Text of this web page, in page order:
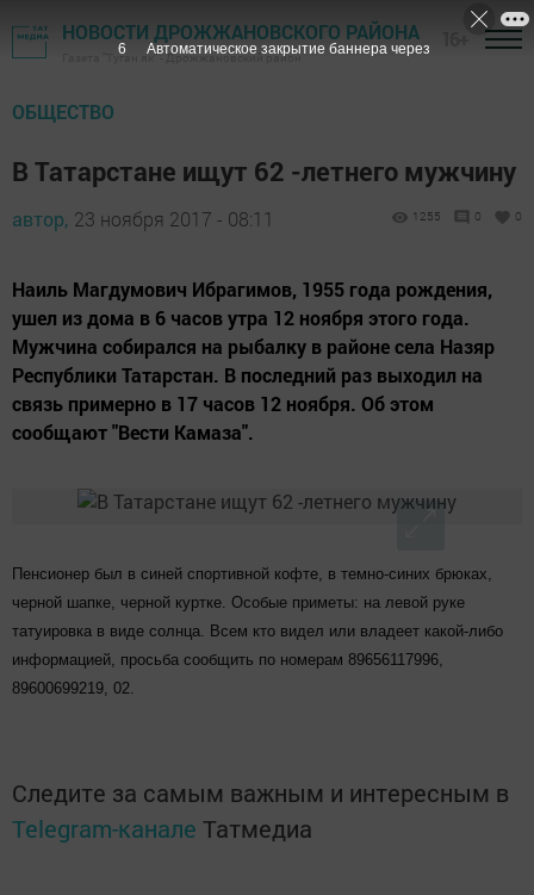
НОВОСТИ ДРОЖЖАНОВСКОГО РАЙОНА
Газета "Туган як" - Дрожжановский район
ОБЩЕСТВО
В Татарстане ищут 62 -летнего мужчину
автор, 23 ноября 2017 - 08:11 1255 0 0
Наиль Магдумович Ибрагимов, 1955 года рождения,
ушел из дома в 6 часов утра 12 ноября этого года.
Мужчина собирался на рыбалку в районе села Назяр
Республики Татарстан. В последний раз выходил на
связь примерно в 17 часов 12 ноября. Об этом
сообщают "Вести Камаза".
Пенсионер был в синей спортивной кофте, в темно-синих брюках,
черной шапке, черной куртке. Особые приметы: на левой руке
татуировка в виде солнца. Всем кто видел или владеет какой-либо
информацией, просьба сообщить по номерам 89656117996,
89600699219, 02.
Следите за самым важным и интересным в
Telegram-канале Татмедиа
5 Автоматическое закрытие баннера через